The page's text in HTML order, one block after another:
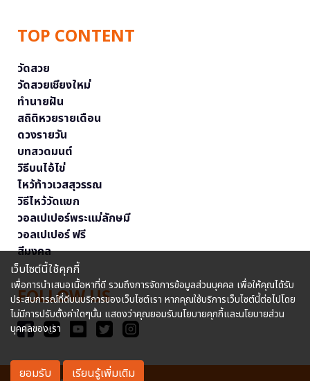
TOP CONTENT
วัดสวย
วัดสวยเชียงใหม่
ทำนายฝัน
สถิติหวยรายเดือน
ดวงรายวัน
บทสวดมนต์
วิธีบนไอ้ไข่
ไหว้ท้าวเวสสุวรรณ
วิธีไหว้วัดแขก
วอลเปเปอร์พระแม่ลักษมี
วอลเปเปอร์ ฟรี
สีมงคล
FOLLOW US
เว็บไซต์นี้ใช้คุกกี้
เพื่อการนำเสนอเนื้อหาที่ดี รวมถึงการจัดการข้อมูลส่วนบุคคล เพื่อให้คุณได้รับ
ประสบการณ์ที่ดีบนบริการของเว็บไซต์เรา หากคุณใช้บริการเว็บไซต์นี้ต่อไปโดย
ไม่มีการปรับตั้งค่าใดๆนั้น แสดงว่าคุณยอมรับนโยบายคุกกี้และนโยบายส่วน
บุคคลของเรา
ยอมรับ เรียนรู้เพิ่มเติม